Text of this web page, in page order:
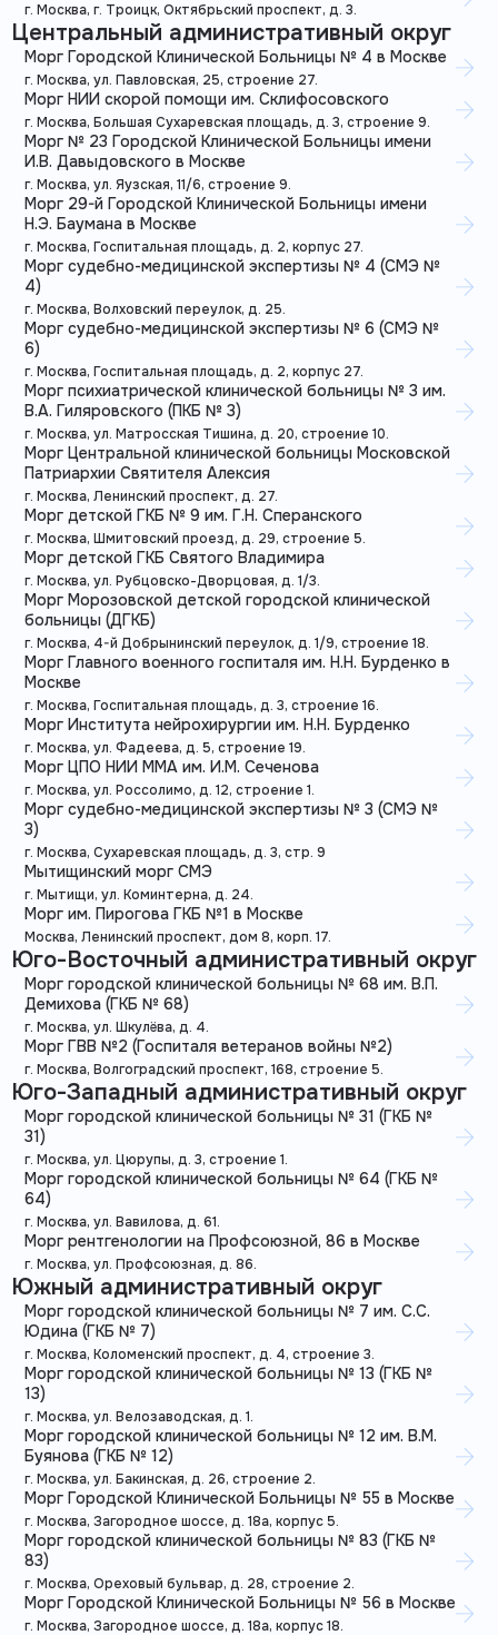
г. Москва, г. Троицк, Октябрьский проспект, д. 3.
Центральный административный округ
Морг Городской Клинической Больницы № 4 в Москве
г. Москва, ул. Павловская, 25, строение 27.
Морг НИИ скорой помощи им. Склифосовского
г. Москва, Большая Сухаревская площадь, д. 3, строение 9.
Морг № 23 Городской Клинической Больницы имени
И.В. Давыдовского в Москве
г. Москва, ул. Яузская, 11/6, строение 9.
Морг 29-й Городской Клинической Больницы имени
Н.Э. Баумана в Москве
г. Москва, Госпитальная площадь, д. 2, корпус 27.
Морг судебно-медицинской экспертизы № 4 (СМЭ №
4)
г. Москва, Волховский переулок, д. 25.
Морг судебно-медицинской экспертизы № 6 (СМЭ №
6)
г. Москва, Госпитальная площадь, д. 2, корпус 27.
Морг психиатрической клинической больницы № 3 им.
В.А. Гиляровского (ПКБ № 3)
г. Москва, ул. Матросская Тишина, д. 20, строение 10.
Морг Центральной клинической больницы Московской
Патриархии Святителя Алексия
г. Москва, Ленинский проспект, д. 27.
Морг детской ГКБ № 9 им. Г.Н. Сперанского
г. Москва, Шмитовский проезд, д. 29, строение 5.
Морг детской ГКБ Святого Владимира
г. Москва, ул. Рубцовско-Дворцовая, д. 1/3.
Морг Морозовской детской городской клинической
больницы (ДГКБ)
г. Москва, 4-й Добрынинский переулок, д. 1/9, строение 18.
Морг Главного военного госпиталя им. Н.Н. Бурденко в
Москве
г. Москва, Госпитальная площадь, д. 3, строение 16.
Морг Института нейрохирургии им. Н.Н. Бурденко
г. Москва, ул. Фадеева, д. 5, строение 19.
Морг ЦПО НИИ ММА им. И.М. Сеченова
г. Москва, ул. Россолимо, д. 12, строение 1.
Морг судебно-медицинской экспертизы № 3 (СМЭ №
3)
г. Москва, Сухаревская площадь, д. 3, стр. 9
Мытищинский морг СМЭ
г. Мытищи, ул. Коминтерна, д. 24.
Морг им. Пирогова ГКБ №1 в Москве
Москва, Ленинский проспект, дом 8, корп. 17.
Юго-Восточный административный округ
Морг городской клинической больницы № 68 им. В.П.
Демихова (ГКБ № 68)
г. Москва, ул. Шкулёва, д. 4.
Морг ГВВ №2 (Госпиталя ветеранов войны №2)
г. Москва, Волгоградский проспект, 168, строение 5.
Юго-Западный административный округ
Морг городской клинической больницы № 31 (ГКБ №
31)
г. Москва, ул. Цюрупы, д. 3, строение 1.
Морг городской клинической больницы № 64 (ГКБ №
64)
г. Москва, ул. Вавилова, д. 61.
Морг рентгенологии на Профсоюзной, 86 в Москве
г. Москва, ул. Профсоюзная, д. 86.
Южный административный округ
Морг городской клинической больницы № 7 им. С.С.
Юдина (ГКБ № 7)
г. Москва, Коломенский проспект, д. 4, строение 3.
Морг городской клинической больницы № 13 (ГКБ №
13)
г. Москва, ул. Велозаводская, д. 1.
Морг городской клинической больницы № 12 им. В.М.
Буянова (ГКБ № 12)
г. Москва, ул. Бакинская, д. 26, строение 2.
Морг Городской Клинической Больницы № 55 в Москве
г. Москва, Загородное шоссе, д. 18а, корпус 5.
Морг городской клинической больницы № 83 (ГКБ №
83)
г. Москва, Ореховый бульвар, д. 28, строение 2.
Морг Городской Клинической Больницы № 56 в Москве
г. Москва, Загородное шоссе, д. 18а, корпус 18.